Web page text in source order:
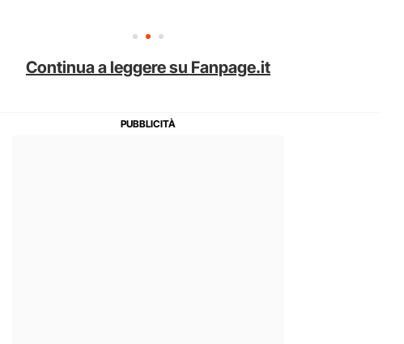
Continua a leggere su Fanpage.it